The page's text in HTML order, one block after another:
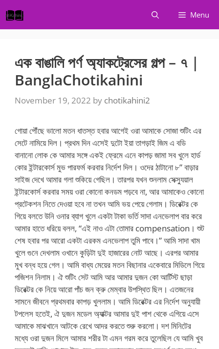
to
content
Menu
এক বাঙালি পর্ণ অ্যাকট্রেসের গল্প – ৭ |
BanglaChotikahini
November 19, 2022 by chotikahini2
গোয়া পৌঁছে ভালো মতন ধাতস্ত হবার আগেই ওরা আমাকে সোজা শুটিং এর
সেটে নামিয়ে দিল। প্রথম দিন এসেই দুটো ইয়া তাগড়াই জিম এ বডি
বানানো লোক কে আমার সঙ্গে একই ফ্রেমে এনে কাপড় জামা সব খুলে হার্ড
কোর ইন্টারকোর্স মুভ পারফর্ম করবার নির্দেশ দিল। ওদের ঠাটানো ৮” বাড়ার
সাইজ দেখে আমার গলা শুকিয়ে গেছিল। তারপর যখন শুনলাম সেক্স্যুয়াল
ইন্টারকোর্স করবার সময় ওরা কোনো কনডম পড়বে না, আর আমাকেও কোনো
প্রটেকশন নিতে দেওয়া হবে না তখন আমি ভয় পেয়ে গেলাম। ডিরেক্টর কে
গিয়ে বলতে উনি ওনার ব্যাগ খুলে একটা টাকা ভর্তি সাদা এনভেলাপ বার করে
আমার হাতে ধরিয়ে বলল, “এই নাও এটা তোমার compensation। শুট
শেষ হবার পর আরো একটা এরকম এনভেলাপ তুমি পাবে।” আমি সাদা খাম
খুলে গুনে দেখলাম ওখানে কুড়িটা দুই হাজারের নোট আছে। এরপর আমার
মুখ বন্ধ হয়ে গেল। আমি বাধ্য মেয়ের মতন বিছানার একেবারে মিডিলে গিয়ে
পজিশন নিলাম। ঐ শুটিং সেট আমি আর আমার দুজন কো আর্টিস্ট ছাড়া
ডিরেক্টর কে নিয়ে আরো পাঁচ জন ক্রু মেম্বার উপস্থিত ছিল। এতজনের
সামনে জীবনে প্রথমবার কাপড় খুললাম। আমি ডিরেক্টর এর নির্দেশ অনুযায়ী
টপলেস হতেই, ঐ দুজন মডেল অ্যাক্টর আমার দুই পাশ থেকে এগিয়ে এসে
আমাকে মাঝখানে আটকে রেখে আদর করতে শুরু করলো। দশ মিনিটের
মধ্যে ওরা দুজন মিলে আমার শরীর টা এমন গরম করে তুলেছিল যে আমি খুব